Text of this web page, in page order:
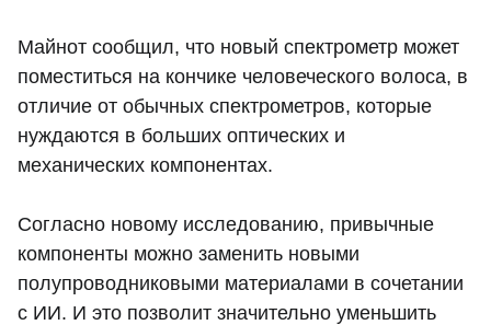
Майнот сообщил, что новый спектрометр может
поместиться на кончике человеческого волоса, в
отличие от обычных спектрометров, которые
нуждаются в больших оптических и
механических компонентах.
Согласно новому исследованию, привычные
компоненты можно заменить новыми
полупроводниковыми материалами в сочетании
с ИИ. И это позволит значительно уменьшить